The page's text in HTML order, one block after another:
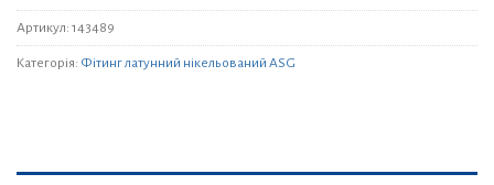
Артикул: 143489
Категорія: Фітинг латунний нікельований ASG